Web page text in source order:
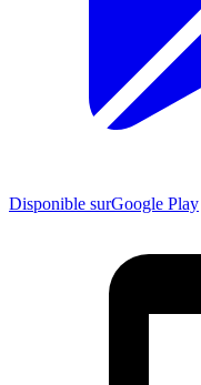
Disponible surGoogle Play